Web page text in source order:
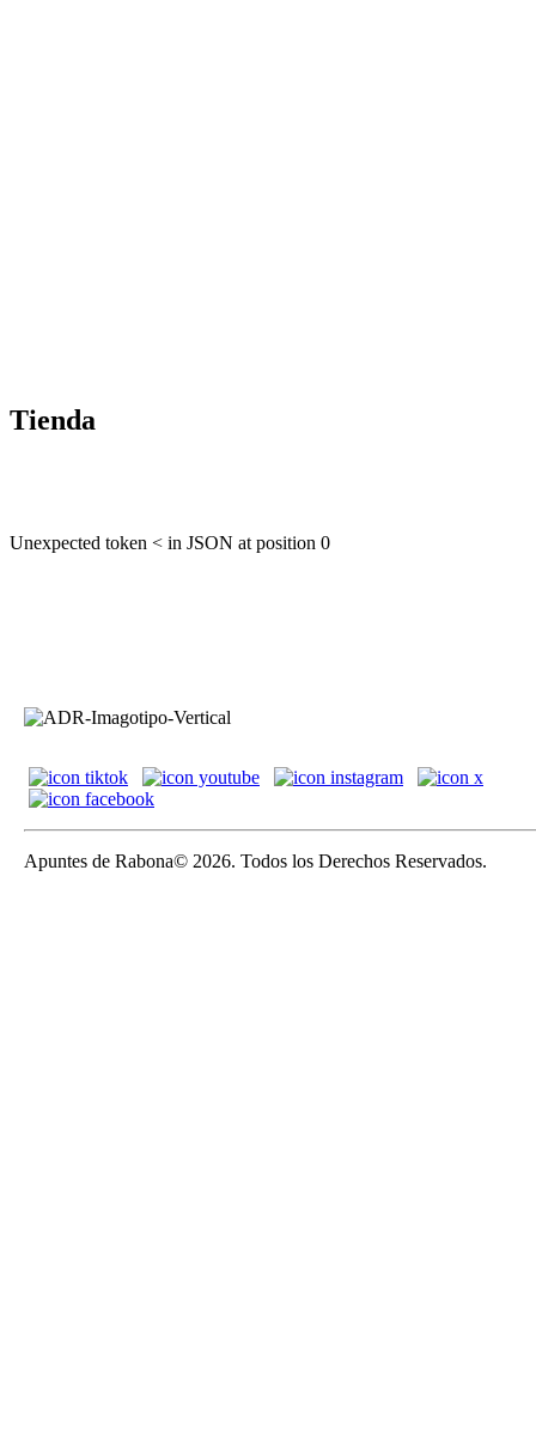
Tienda
Unexpected token < in JSON at position 0
Apuntes de Rabona© 2026. Todos los Derechos Reservados.